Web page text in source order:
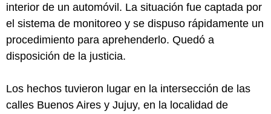
interior de un automóvil. La situación fue captada por
el sistema de monitoreo y se dispuso rápidamente un
procedimiento para aprehenderlo. Quedó a
disposición de la justicia.
Los hechos tuvieron lugar en la intersección de las
calles Buenos Aires y Jujuy, en la localidad de